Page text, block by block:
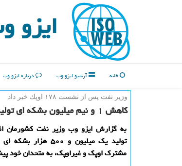
ایزو
خانه آرشیو ایزو وب درباره ایزو وب
وزیر نفت پس از نشست ۱۷۸ اوپك خبر داد
كاهش ۱ و نیم میلیون بشكه ای تولید در صورت موافقت غیراوپكی ها
به گزارش ایزو وب وزیر نفت كشورمان
تولید یك میلیون و
مشترك اوپك و غیراوپك، به متحدان خود